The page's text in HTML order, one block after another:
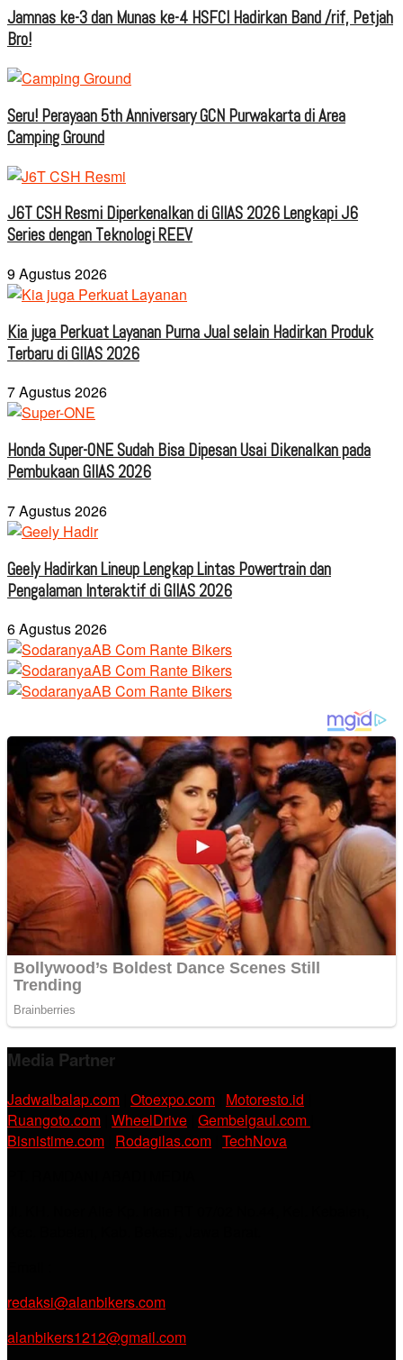
Jamnas ke-3 dan Munas ke-4 HSFCI Hadirkan Band /rif, Petjah
Bro!
Seru! Perayaan 5th Anniversary GCN Purwakarta di Area
Camping Ground
J6T CSH Resmi Diperkenalkan di GIIAS 2026 Lengkapi J6
Series dengan Teknologi REEV
9 Agustus 2026
Kia juga Perkuat Layanan Purna Jual selain Hadirkan Produk
Terbaru di GIIAS 2026
7 Agustus 2026
Honda Super-ONE Sudah Bisa Dipesan Usai Dikenalkan pada
Pembukaan GIIAS 2026
7 Agustus 2026
Geely Hadirkan Lineup Lengkap Lintas Powertrain dan
Pengalaman Interaktif di GIIAS 2026
6 Agustus 2026
Media Partner
Jadwalbalap.com Otoexpo.com Motoresto.id
Ruangoto.com WheelDrive Gembelgaul.com
Bisnistime.com Rodagilas.com TechNova
redaksi@alanbikers.com
alanbikers1212@gmail.com